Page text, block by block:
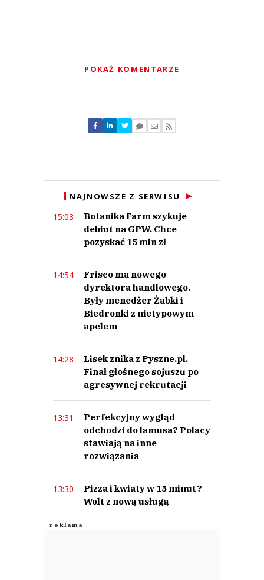
POKAŻ KOMENTARZE
Nie znaleziono komentarzy
Zostaw swoje komentarze
NAJNOWSZE Z SERWISU
15:03
Botanika Farm szykuje
debiut na GPW. Chce
pozyskać 15 mln zł
14:54
Frisco ma nowego
dyrektora handlowego.
Były menedżer Żabki i
Biedronki z nietypowym
apelem
14:28
Lisek znika z Pyszne.pl.
Finał głośnego sojuszu po
agresywnej rekrutacji
13:31
Perfekcyjny wygląd
odchodzi do lamusa? Polacy
stawiają na inne
rozwiązania
13:30
Pizza i kwiaty w 15 minut?
Wolt z nową usługą